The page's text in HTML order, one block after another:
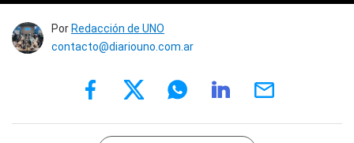
Por Redacción de UNO
contacto@diariouno.com.ar